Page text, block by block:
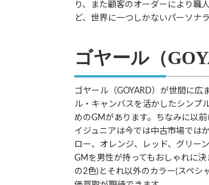
り、また顧客のオーダーにより職
ど、世界に一つしかないパーソナ
ゴヤール（
ゴヤール（GOYARD）が世間に広
ル・キャンバスを活かしたシンプ
めのGMがあります。ちなみに以
イジュニアは今では中古市場では
ロー、オレンジ、レッド、グリー
GMを男性が持ってもおしゃれに
の2色)とそれ以外のカラー(スペシ